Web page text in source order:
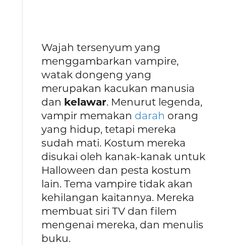
Wajah tersenyum yang
menggambarkan vampire,
watak dongeng yang
merupakan kacukan manusia
dan kelawar. Menurut legenda,
vampir memakan darah orang
yang hidup, tetapi mereka
sudah mati. Kostum mereka
disukai oleh kanak-kanak untuk
Halloween dan pesta kostum
lain. Tema vampire tidak akan
kehilangan kaitannya. Mereka
membuat siri TV dan filem
mengenai mereka, dan menulis
buku.